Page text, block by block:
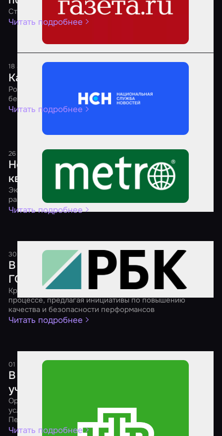
Стало известно о предпочтениях россиян
Читать подробнее
18 августа 2025
Как выбрать безопасный квест
Россиянам рассказали о рекомендациях по выбору
безопасных квестов
Читать подробнее
26 июля 2025
Новые стандарты безопасности для
квестов
Эксперты рассказали, как ГОСТы могут повлиять на
развитие индустрии
Читать подробнее
30 апреля 2025 1 минута
В России продолжают разрабатывать
ГОСТ для взрослых квестов
Крупнейшие игроки рынка активно участвуют в этом
процессе, предлагая инициативы по повышению
качества и безопасности перформансов
Читать подробнее
01 марта 2025
В Петербурге хотят запретить детям
участвовать в экстремальных квестах
Организаторам реалистичных ролевых игр намерены
усложнить жизнь члены Молодежного парламента
Петербурга
Читать подробнее